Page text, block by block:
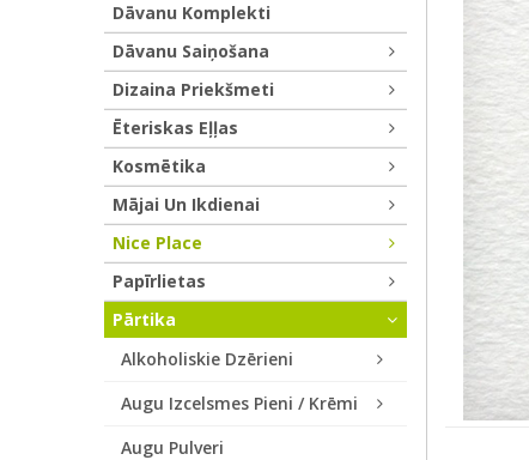
Dāvanu Komplekti
Dāvanu Saiņošana
Dizaina Priekšmeti
Ēteriskas Eļļas
Kosmētika
Mājai Un Ikdienai
Nice Place
Papīrlietas
Pārtika
Alkoholiskie Dzērieni
Augu Izcelsmes Pieni / Krēmi
Augu Pulveri